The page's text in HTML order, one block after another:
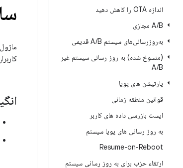
اندازه OTA را کاهش دهید
A/B مجازی
به‌روزرسانی‌های سیستم A
/B قدیمی
(منسوخ شده) به روز رسانی سیستم غیر
A/B
پارتیشن های پویا
قوانین منطقه زمانی
ایست بازرسی داده های کاربر
به روز رسانی های پویا سیستم
Resume-on-Reboot
ارتقاء حزب برای به روز رسانی سیستم